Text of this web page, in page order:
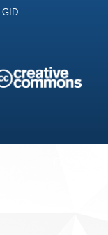
GID